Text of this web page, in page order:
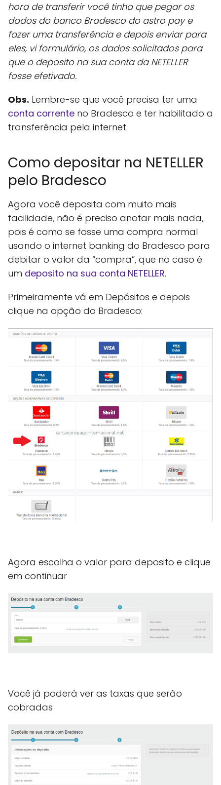
hora de transferir você tinha que pegar os
dados do banco Bradesco do astro pay e
fazer uma transferência e depois enviar para
eles, vi formulário, os dados solicitados para
que o deposito na sua conta da NETELLER
fosse efetivado.
Obs. Lembre-se que você precisa ter uma
conta corrente no Bradesco e ter habilitado a
transferência pela internet.
Como depositar na NETELLER
pelo Bradesco
Agora você deposita com muito mais
facilidade, não é preciso anotar mais nada,
pois é como se fosse uma compra normal
usando o internet banking do Bradesco para
debitar o valor da “compra”, que no caso é
um deposito na sua conta NETELLER.
Primeiramente vá em Depósitos e depois
clique na opção do Bradesco:
Agora escolha o valor para deposito e clique
em continuar
Você já poderá ver as taxas que serão
cobradas